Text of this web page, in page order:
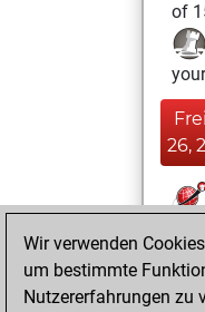
of
26,
=7
Wir verwenden
um bestimmte
Nutzererfahrungen zu